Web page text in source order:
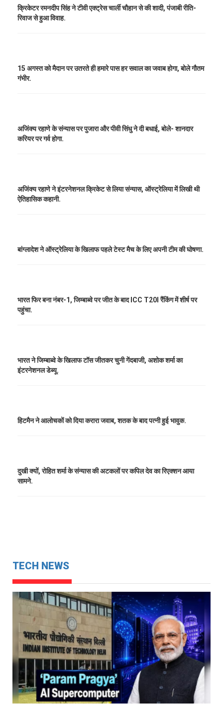
क्रिकेटर रमनदीप सिंह ने टीवी एक्ट्रेस चार्ली चौहान से की शादी, पंजाबी रीति-
रिवाज से हुआ विवाह.
15 अगस्त को मैदान पर उतरते ही हमारे पास हर सवाल का जवाब होगा, बोले गौतम
गंभीर.
अजिंक्य रहाणे के संन्यास पर पुजारा और पीवी सिंधु ने दी बधाई, बोले- शानदार
करियर पर गर्व होगा.
अजिंक्य रहाणे ने इंटरनेशनल क्रिकेट से लिया संन्यास, ऑस्ट्रेलिया में लिखी थी
ऐतिहासिक कहानी.
बांग्लादेश ने ऑस्ट्रेलिया के खिलाफ पहले टेस्ट मैच के लिए अपनी टीम की घोषणा.
भारत फिर बना नंबर-1, जिम्बाब्वे पर जीत के बाद ICC T20I रैंकिंग में शीर्ष पर
पहुंचा.
भारत ने जिम्बाब्वे के खिलाफ टॉस जीतकर चुनी गेंदबाजी, अशोक शर्मा का
इंटरनेशनल डेब्यू.
हिटमैन ने आलोचकों को दिया करारा जवाब, शतक के बाद पत्नी हुई भावुक.
दुखी क्यों, रोहित शर्मा के संन्यास की अटकलों पर कपिल देव का रिएक्शन आया
सामने.
TECH NEWS